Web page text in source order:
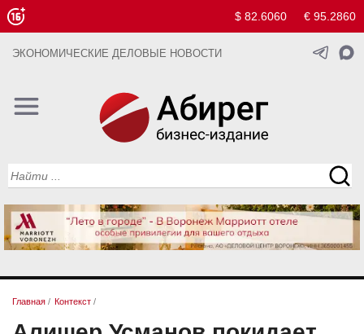
$ 82.6060 € 95.2860
ЭКОНОМИЧЕСКИЕ ДЕЛОВЫЕ НОВОСТИ
Главная / Контекст /